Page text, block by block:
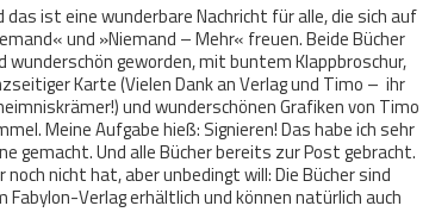
das ist eine wunderbare Nachricht für alle, die sich auf
und »Niemand – Mehr« freuen. Beide Bücher
wunderschön geworden, mit buntem Klappbroschur,
Karte (Vielen Dank an Verlag und Timo – ihr
und wunderschönen Grafiken von Timo
Meine Aufgabe hieß: Signieren! Das habe ich sehr
gemacht. Und alle Bücher bereits zur Post gebracht.
noch nicht hat, aber unbedingt will: Die Bücher sind
Fabylon-Verlag erhältlich und können natürlich auch